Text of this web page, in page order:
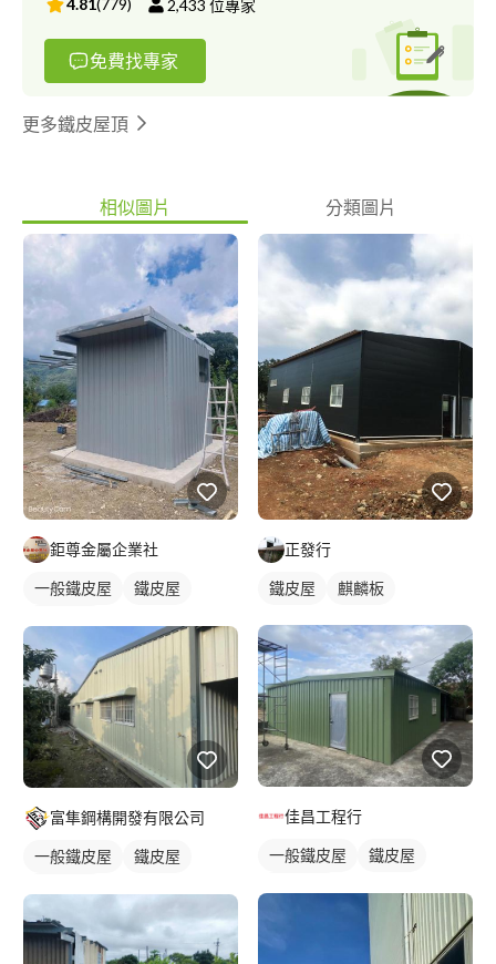
4.81(779) 2,433 位專家
免費找專家
更多鐵皮屋頂
相似圖片 分類圖片
鉅尊金屬企業社
一般鐵皮屋
鐵皮屋
富隼鋼構開發有限公司
一般鐵皮屋
鐵皮屋
正發行
鐵皮屋 麒麟板
佳昌工程行
一般鐵皮屋
鐵皮屋